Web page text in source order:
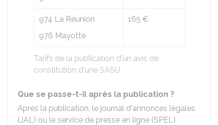
Tarifs de la publication d'un avis de
constitution d'une SASU
974 La Réunion
976 Mayotte
165 €
Que se passe-t-il après la publication ?
Après la publication, le journal d'annonces légales
(JAL) ou le service de presse en ligne (SPEL)